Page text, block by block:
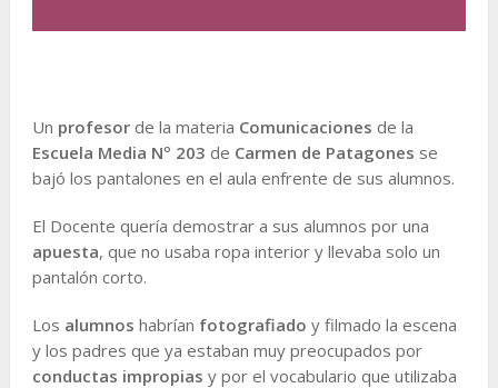
Un profesorde la materia Comunicaciones de la
Escuela Media Nº 203 de Carmen de Patagones se
bajó los pantalones en el aula enfrente de sus alumnos.
El Docente quería demostrar a sus alumnos por una
apuesta, que no usaba ropa interior y llevaba solo un
pantalón corto.
Los alumnos habrían fotografiado y filmado la escena
y los padres que ya estaban muy preocupados por
conductas impropias y por el vocabulario que utilizaba